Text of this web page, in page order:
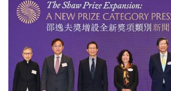
商業
科技
影片